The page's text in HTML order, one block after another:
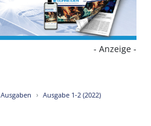
- Anzeige -
Ausgaben
Ausgabe 1-2 (2022)